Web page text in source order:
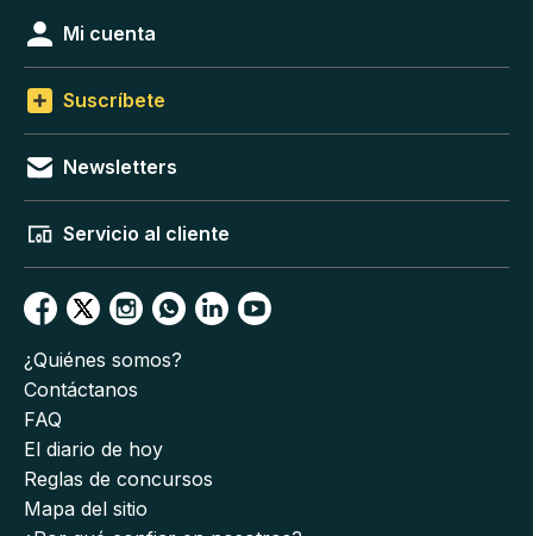
Mi cuenta
Suscríbete
Newsletters
Servicio al cliente
¿Quiénes somos?
Contáctanos
FAQ
El diario de hoy
Reglas de concursos
Mapa del sitio